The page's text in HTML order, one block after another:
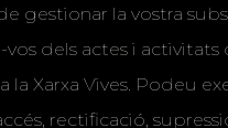
gestionar la vostra
dels actes i activitats
la Xarxa Vives. Podeu
rectificació,